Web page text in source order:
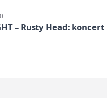
– Rusty Head: